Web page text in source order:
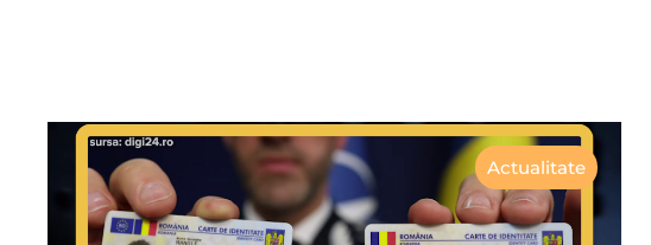
Actualitate